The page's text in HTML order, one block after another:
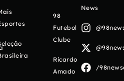
98
Futebol
Clube
Ricardo
Amado
News
/